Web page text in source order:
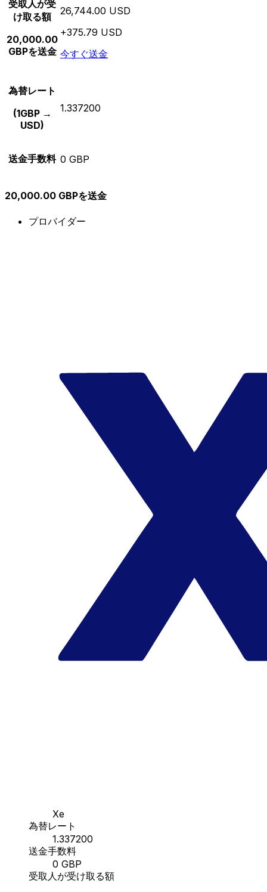
受取人が受
け取る額
20,000.00
GBPを送金
26,744.00 USD
+375.79 USD
今すぐ送金
為替レート
(1GBP →
USD)
1.337200
送金手数料 0 GBP
20,000.00 GBPを送金
プロバイダー
Xe
為替レート
1.337200
送金手数料
0 GBP
受取人が受け取る額